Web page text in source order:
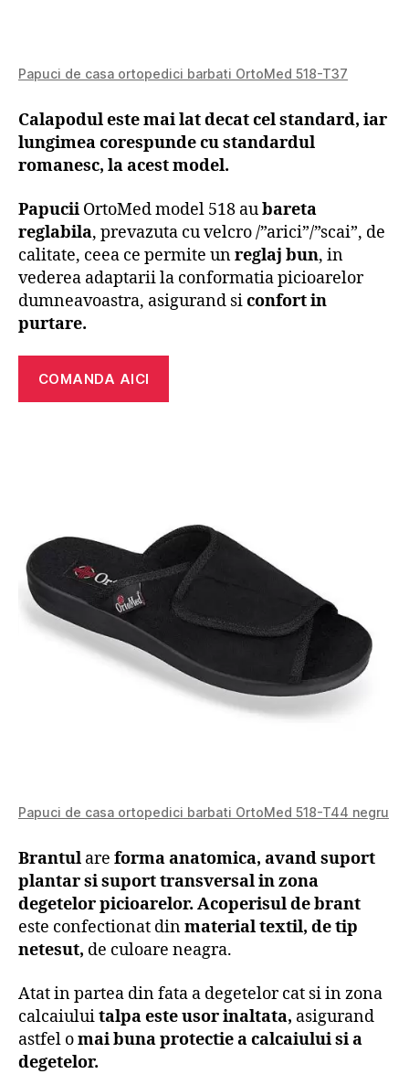
Papuci de casa ortopedici barbati OrtoMed 518-T37
Calapodul este mai lat decat cel standard, iar
lungimea corespunde cu standardul
romanesc, la acest model.
Papucii OrtoMed model 518 aubareta
reglabila, prevazuta cu velcro /”arici”/”scai”, de
calitate, ceea ce permite unreglaj bun, in
vederea adaptarii la conformatia picioarelor
dumneavoastra, asigurand siconfort in
purtare.
COMANDA AICI
Papuci de casa ortopedici barbati OrtoMed 518-T44 negru
Brantul are forma anatomica, avand suport
plantar si suport transversal in zona
degetelor picioarelor. Acoperisul de brant
este confectionat dinmaterial textil, de tip
netesut, de culoare neagra.
Atat in partea din fata a degetelor cat si in zona
calcaiuluitalpa este usor inaltata, asigurand
astfel omai buna protectie a calcaiului si a
degetelor.